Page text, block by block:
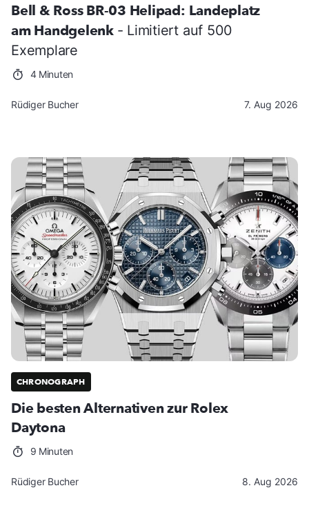
Bell & Ross BR-03 Helipad: Landeplatz
am Handgelenk - Limitiert auf 500
Exemplare
4 Minuten
Rüdiger Bucher 7. Aug 2026
CHRONOGRAPH
Die besten Alternativen zur Rolex
Daytona
9 Minuten
Rüdiger Bucher 8. Aug 2026